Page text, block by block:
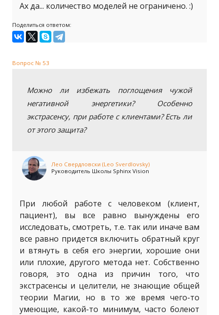
Ах да... количество моделей не ограничено. :)
Поделиться ответом:
Вопрос № 53
Можно ли избежать поглощения чужой
негативной энергетики? Особенно
экстрасенсу, при работе с клиентами? Есть ли
от этого защита?
Лео Свердловски (Leo Sverdlovsky)
Руководитель Школы Sphinx Vision
При любой работе с человеком (клиент,
пациент), вы все равно вынуждены его
исследовать, смотреть, т.е. так или иначе вам
все равно придется включить обратный круг
и втянуть в себя его энергии, хорошие они
или плохие, другого метода нет. Собственно
говоря, это одна из причин того, что
экстрасенсы и целители, не знающие общей
теории Магии, но в то же время чего-то
умеющие, какой-то минимум, часто болеют